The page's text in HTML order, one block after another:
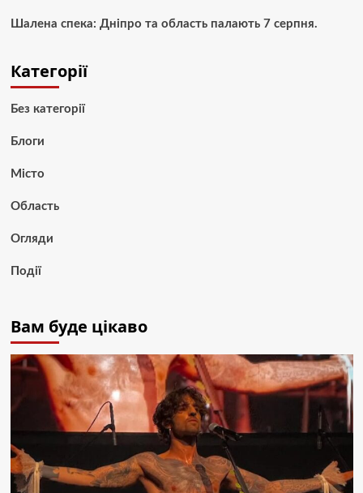
Шалена спека: Дніпро та область палають 7 серпня.
Категорії
Без категорії
Блоги
Місто
Область
Огляди
Події
Вам буде цікаво